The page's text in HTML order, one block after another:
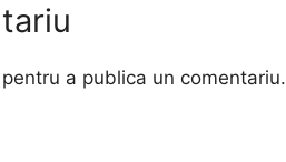
pentru a publica un comentariu.